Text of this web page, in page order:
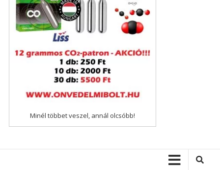
Minél többet veszel, annál olcsóbb!